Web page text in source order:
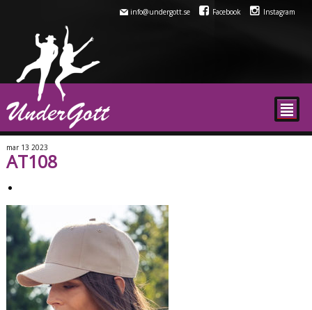
info@undergott.se Facebook Instagram
²
mar 13 2023
AT108